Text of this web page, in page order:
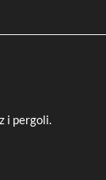
i pergoli.